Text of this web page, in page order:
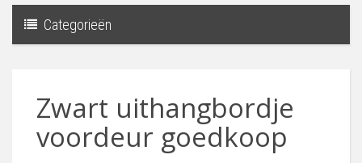
Categorieën
Zwart uithangbordje
voordeur goedkoop